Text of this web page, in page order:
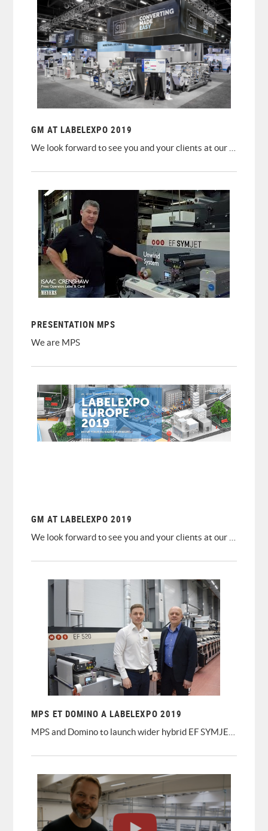
GM AT LABELEXPO 2019
PRESENTATION MPS
We are MPS
GM AT LABELEXPO 2019
• NEW DC350 V3 with NEW Smart Turret, NEW Smart Loading and NEW Smart Stripping modules
• NEW DC330MINI V4 stand-alone and in-line with inkjet press
• NEW SR350 - New fast slitter-rewinder - 300m/min – With Nikka inspection
• DC330 in-line with Inkjet
• GM Dashboard workflow software
• ETV330
• PNT160
MPS ET DOMINO A LABELEXPO 2019